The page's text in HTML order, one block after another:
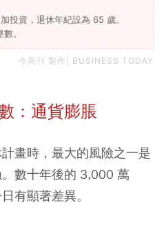
投資，退休年紀設為 65 歲。
。
今周刊 製作| BUSINESS TODAY
：通貨膨脹
畫時，最大的風險之一是
數十年後的 3,000 萬
有顯著差異。